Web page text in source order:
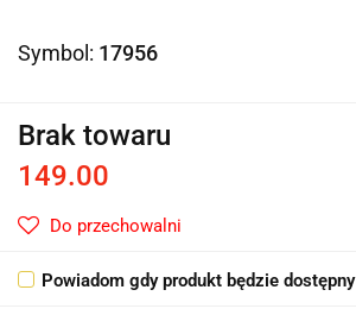
Symbol: 17956
Brak towaru
149.00
Do przechowalni
Powiadom gdy produkt będzie dostępny